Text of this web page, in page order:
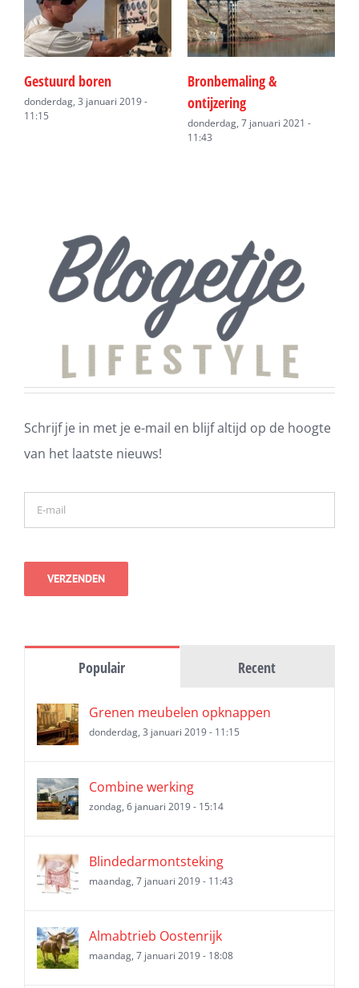
Gestuurd boren
donderdag, 3 januari 2019 -
11:15
Bronbemaling &
ontijzering
donderdag, 7 januari 2021 -
11:43
Schrijf je in met je e-mail en blijf altijd op de hoogte
van het laatste nieuws!
Populair Recent
Grenen meubelen opknappen
donderdag, 3 januari 2019 - 11:15
Combine werking
zondag, 6 januari 2019 - 15:14
Blindedarmontsteking
maandag, 7 januari 2019 - 11:43
Almabtrieb Oostenrijk
maandag, 7 januari 2019 - 18:08